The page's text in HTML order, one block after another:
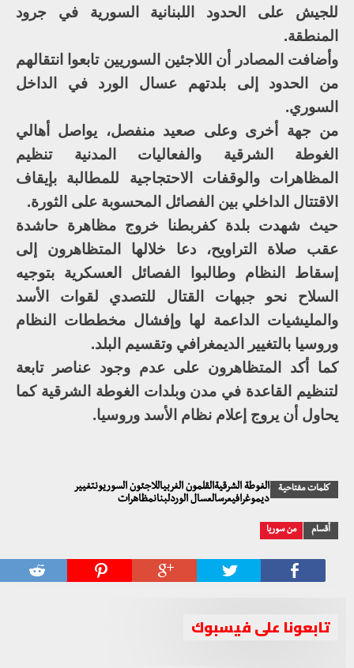
للجيش على الحدود اللبنانية السورية في جرود
المنطقة.
وأضافت المصادر أن اللاجئين السوريين تابعوا انتقالهم
من الحدود إلى بلدتهم عسال الورد في الداخل
السوري.
من جهة أخرى وعلى صعيد منفصل، يواصل أهالي
الغوطة الشرقية والفعاليات المدنية تنظيم
المظاهرات والوقفات الاحتجاجية للمطالبة بإيقاف
الاقتتال الداخلي بين الفصائل المحسوبة على الثورة.
حيث شهدت بلدة كفربطنا خروج مظاهرة حاشدة
عقب صلاة التراويح، دعا خلالها المتظاهرون إلى
إسقاط النظام وطالبوا الفصائل العسكرية بتوجيه
السلاح نحو جبهات القتال للتصدي لقوات الأسد
والمليشيات الداعمة لها وإفشال مخططات النظام
وروسيا بالتغيير الديمغرافي وتقسيم البلد.
كما أكد المتظاهرون على عدم وجود عناصر تابعة
لتنظيم القاعدة في مدن وبلدات الغوطة الشرقية كما
يحاول أن يروج إعلام نظام الأسد وروسيا.
كلمات مفتاحية
الغوطة الشرقيةالقلمون الغربياللاجئون السوريونتغيير
ديموغرافيعرسالعسال الوردلبنانمظاهرات
أقسام من سوريا
تابعونا على فيسبوك